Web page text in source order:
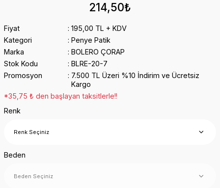
214,50₺
Fiyat
195,00 TL + KDV
Kategori
Penye Patik
Marka
BOLERO ÇORAP
Stok Kodu
BLRE-20-7
Promosyon
7.500 TL Üzeri %10 İndirim ve Ücretsiz
Kargo
*35,75 ₺ den başlayan taksitlerle!!
Renk
Beden